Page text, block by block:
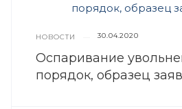
НОВОСТИ 30.04.2020
Оспаривание
порядок, образец